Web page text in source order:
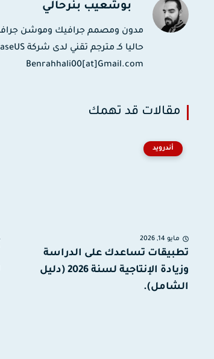
بوشعيب بنرحالي
Benrahhali00[at]Gmail.com
مقالات قد تهمك
أندرويد
مايو 14, 2026
تطبيقات تساعدك على الدراسة
وزيادة الإنتاجية لسنة 2026 (دليل
الشامل).